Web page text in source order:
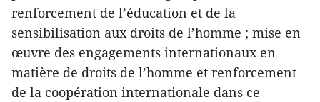
renforcement de l’éducation et de la
sensibilisation aux droits de l’homme ; mise en
œuvre des engagements internationaux en
matière de droits de l’homme et renforcement
de la coopération internationale dans ce